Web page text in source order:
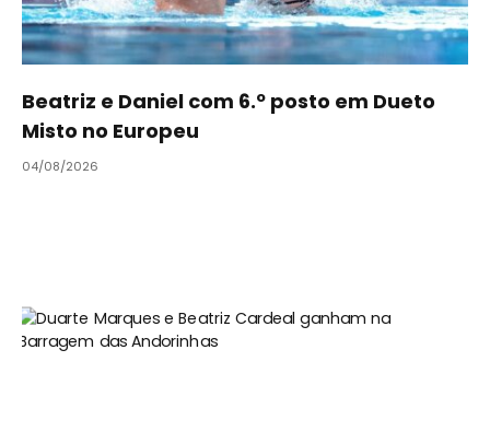
Beatriz e Daniel com 6.º posto em Dueto
Misto no Europeu
04/08/2026